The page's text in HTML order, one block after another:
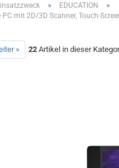
» EDUCATION »
PC mit 2D/3D Scanner, Touch-
» 22 Artikel in dieser